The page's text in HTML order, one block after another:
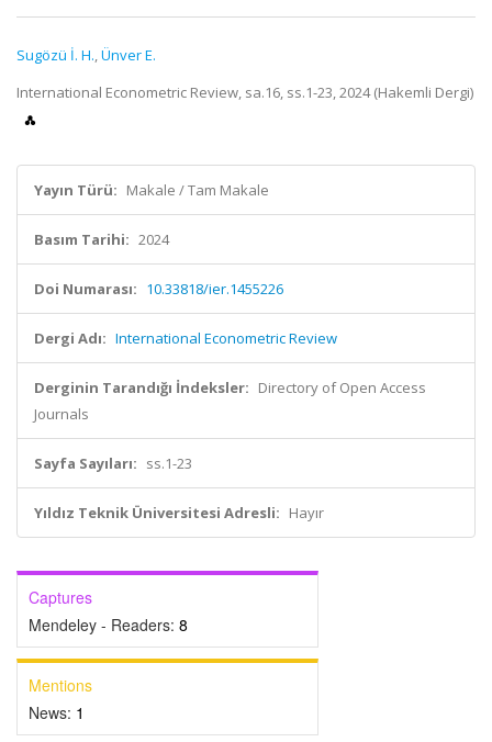
Sugözü İ. H.,Ünver E.
International Econometric Review, sa.16, ss.1-23, 2024 (Hakemli Dergi)
Yayın Türü: Makale / Tam Makale
Basım Tarihi: 2024
Doi Numarası: 10.33818/ier.1455226
Dergi Adı: International Econometric Review
Derginin Tarandığı İndeksler: Directory of Open Access
Journals
Sayfa Sayıları: ss.1-23
Yıldız Teknik Üniversitesi Adresli: Hayır
Captures
Mendeley - Readers: 8
Mentions
News: 1